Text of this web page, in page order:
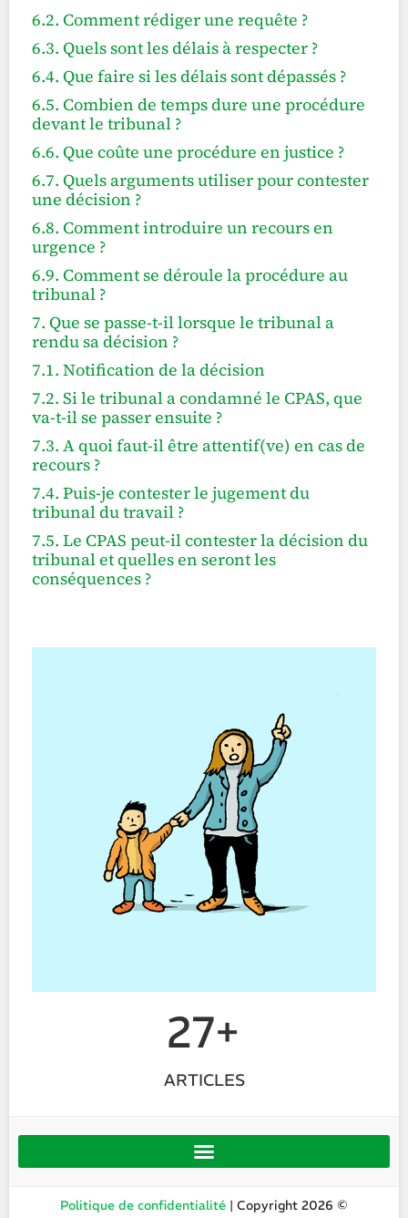
6.2. Comment rédiger une requête ?
6.3. Quels sont les délais à respecter ?
6.4. Que faire si les délais sont dépassés ?
6.5. Combien de temps dure une procédure
devant le tribunal ?
6.6. Que coûte une procédure en justice ?
6.7. Quels arguments utiliser pour contester
une décision ?
6.8. Comment introduire un recours en
urgence ?
6.9. Comment se déroule la procédure au
tribunal ?
7. Que se passe-t-il lorsque le tribunal a
rendu sa décision ?
7.1. Notification de la décision
7.2. Si le tribunal a condamné le CPAS, que
va-t-il se passer ensuite ?
7.3. A quoi faut-il être attentif(ve) en cas de
recours ?
7.4. Puis-je contester le jugement du
tribunal du travail ?
7.5. Le CPAS peut-il contester la décision du
tribunal et quelles en seront les
conséquences ?
27+
ARTICLES
Politique de confidentialité | Copyright 2026 ©